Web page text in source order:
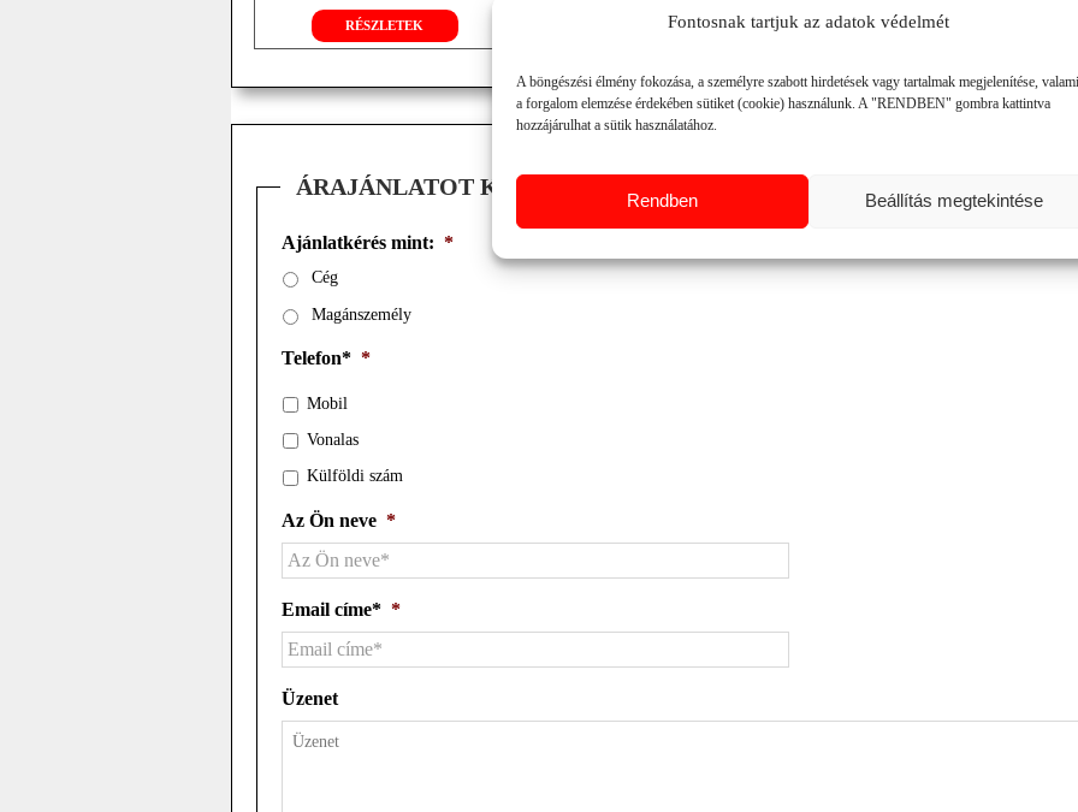
Fontosnak tartjuk az adatok védelmét
A böngészési élmény fokozása, a személyre szabott hirdetések vagy tartalmak megjelenítése,
a forgalom elemzése érdekében sütiket (cookie) használunk. A "RENDBEN" gombra kattintva
hozzájárulhat a sütik használatához.
Rendben Beállítás megtekintése
opciók: hidr. oldalmozgatás
front függesztés
szf. hajtómű 2000 f/min TLT-hez
RÉSZLETEK
opció: központi hajtómű
hidr. oldalállítás
d.194mm hátsó henger
RÉSZLETEK
hátul függesztett
opció központi hajtómű
RÉSZLETEK
ÁRAJÁNLATOT KÉREK
Ajánlatkérés mint: *
Cég
Magánszemély
Telefon* *
Mobil
Vonalas
Külföldi szám
Az Ön neve *
Email címe* *
Üzenet